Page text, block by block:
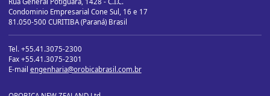
Condominio Empresarial Cone Sul, 16 e 17
81.050-500 CURITIBA (Paraná) Brasil
Tel. +55.41.3075-2300
Fax +55.41.3075-2301
E-mail engenharia@orobicabrasil.com.br